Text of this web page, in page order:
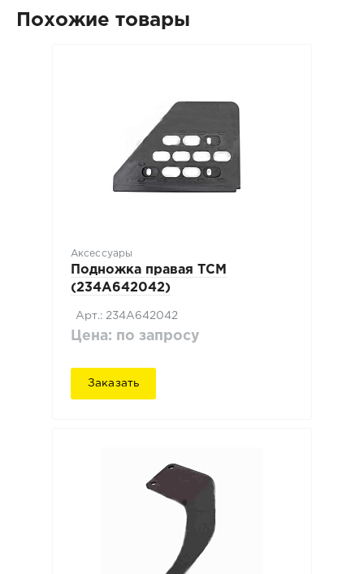
Похожие товары
Аксессуары
Подножка правая TCM
(234A642042)
Арт.: 234A642042
Цена: по запросу
Заказать